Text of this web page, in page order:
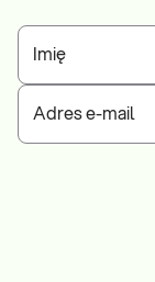
Imię
Adres e-mail